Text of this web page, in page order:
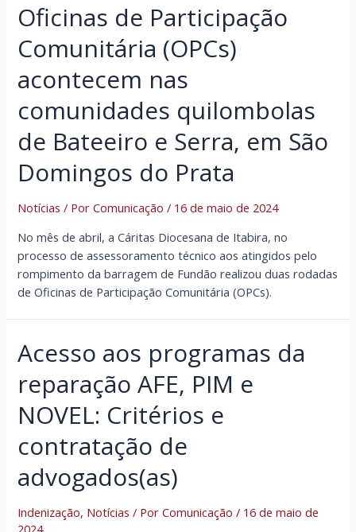
Oficinas de Participação
Comunitária (OPCs)
acontecem nas
comunidades quilombolas
de Bateeiro e Serra, em São
Domingos do Prata
Notícias / PorComunicação/ 16 de maio de 2024
No mês de abril, a Cáritas Diocesana de Itabira, no
processo de assessoramento técnico aos atingidos pelo
rompimento da barragem de Fundão realizou duas rodadas
de Oficinas de Participação Comunitária (OPCs).
Acesso aos programas da
reparação AFE, PIM e
NOVEL: Critérios e
contratação de
advogados(as)
Indenização, Notícias / PorComunicação/ 16 de maio de
2024